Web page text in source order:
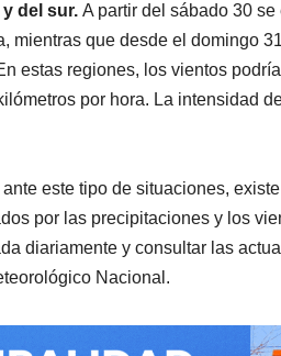
del sur. A partir del sábado 30
mientras que desde el domingo
estas regiones, los vientos
por hora. La intensidad
este tipo de situaciones,
por las precipitaciones y los
diariamente y consultar las
Nacional.